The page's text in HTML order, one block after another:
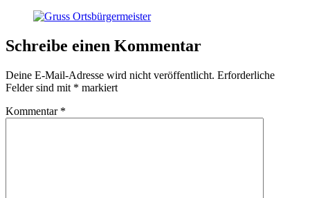
Schreibe einen Kommentar
Deine E-Mail-Adresse wird nicht veröffentlicht. Erforderliche
Felder sind mit * markiert
Kommentar *